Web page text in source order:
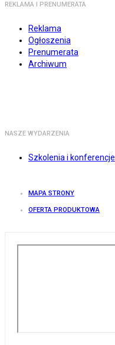
REKLAMA I PRENUMERATA
Reklama
Ogłoszenia
Prenumerata
Archiwum
NASZE WYDARZENIA
Szkolenia i konferencje
MAPA STRONY
OFERTA PRODUKTOWA